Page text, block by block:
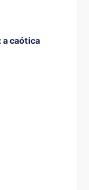
caótica